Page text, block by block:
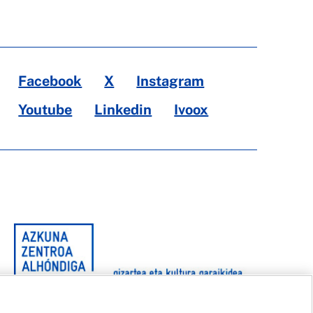
Facebook X
Instagram
Youtube
Linkedin Ivoox